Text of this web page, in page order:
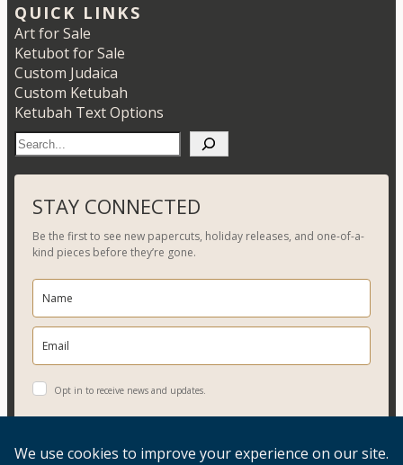
QUICK LINKS
Art for Sale
Ketubot for Sale
Custom Judaica
Custom Ketubah
Ketubah Text Options
e
a
r
c
h
STAY CONNECTED
Be the first to see new papercuts, holiday releases, and one-of-a-
kind pieces before they’re gone.
Opt in to receive news and updates.